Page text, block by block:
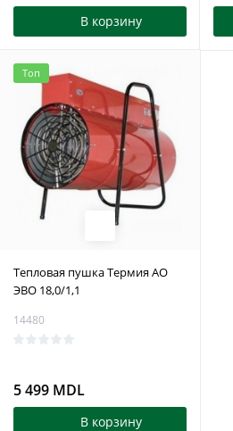
В корзину
Топ
Тепловая пушка Термия АО
ЭВО 18,0/1,1
14480
5 499 MDL
В корзину